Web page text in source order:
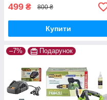
499 ₴ 800 ₴
Купити
–7% Подарунок